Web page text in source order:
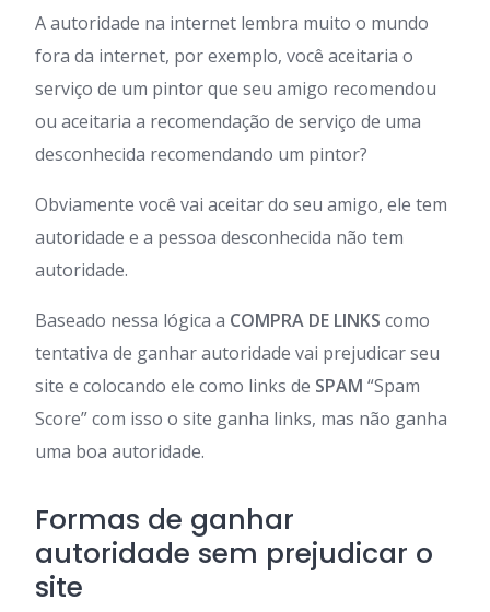
A autoridade na internet lembra muito o mundo
fora da internet, por exemplo, você aceitaria o
serviço de um pintor que seu amigo recomendou
ou aceitaria a recomendação de serviço de uma
desconhecida recomendando um pintor?
Obviamente você vai aceitar do seu amigo, ele tem
autoridade e a pessoa desconhecida não tem
autoridade.
Baseado nessa lógica a COMPRA DE LINKS como
tentativa de ganhar autoridade vai prejudicar seu
site e colocando ele como links de SPAM “Spam
Score” com isso o site ganha links, mas não ganha
uma boa autoridade.
Formas de ganhar
autoridade sem prejudicar o
site